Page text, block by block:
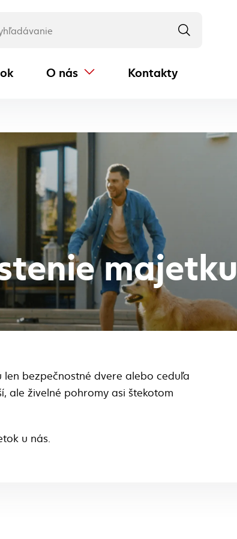
O nás Kontakty
majetku
bezpečnostné dvere alebo ceduľa
ale živelné pohromy asi štekotom
u nás.